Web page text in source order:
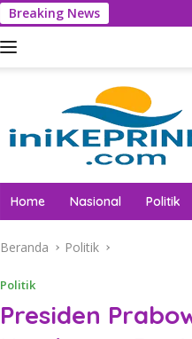
Breaking News
Home Nasional Politik
Beranda Politik
Politik
Presiden